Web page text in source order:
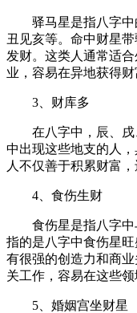
驿马星是指八字
丑见亥等。命中财星
发财。这类人通常适
业，容易在异地获得财
3、财库多
在八字中，辰、
中出现这些地支的人
人不仅善于积累财富
4、食伤生财
食伤星是指八字
指的是八字中食伤星
有很强的创造力和商
关工作，容易在这些领
5、婚姻宫坐财星